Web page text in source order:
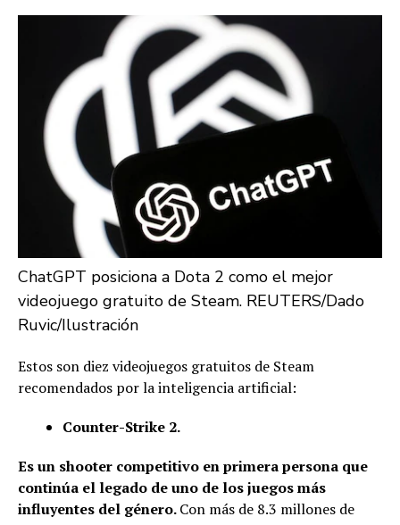
ChatGPT posiciona a Dota 2 como el mejor
videojuego gratuito de Steam. REUTERS/Dado
Ruvic/Ilustración
Estos son diez videojuegos gratuitos de Steam
recomendados por la inteligencia artificial:
Counter-Strike 2.
Es un shooter competitivo en primera persona que
continúa el legado de uno de los juegos más
influyentes del género.Con más de 8.3 millones de